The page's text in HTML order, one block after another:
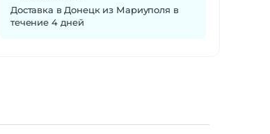
Доставка в Донецк из Мариуполя в
течение 4 дней